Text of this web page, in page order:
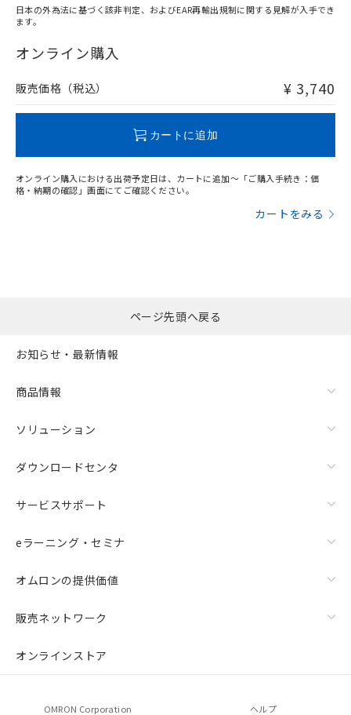
在庫等で未対応品が混在する可能性があります。
問い合わせください。
日本の外為法に基づく該非判定、およびEAR再輸出規制に関する見解が入手でき
ます。
オンライン購入
販売価格（税込） ¥ 3,740
カートに追加
オンライン購入における出荷予定日は、カートに追加～「ご購入手続き：価
格・納期の確認」画面にてご確認ください。
カートをみる
ページ先頭へ戻る
お知らせ・最新情報
商品情報
ソリューション
ダウンロードセンタ
サービスサポート
eラーニング・セミナ
オムロンの提供価値
販売ネットワーク
オンラインストア
OMRON Corporation ヘルプ